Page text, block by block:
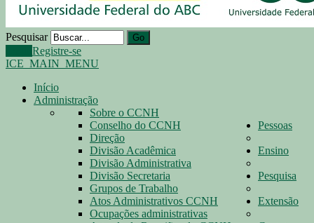
Pesquisar Go
Registre-se
ICE_MAIN_MENU
Início
Administração
Sobre o CCNH
Conselho do CCNH
Direção
Divisão Acadêmica
Divisão Administrativa
Divisão Secretaria
Grupos de Trabalho
Atos Administrativos CCNH
Ocupações administrativas
Pessoas
Ensino
Pesquisa
Extensão